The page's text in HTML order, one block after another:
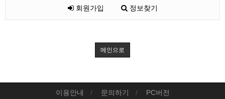
회원가입 정보찾기
메인으로
이용안내 문의하기 PC버전